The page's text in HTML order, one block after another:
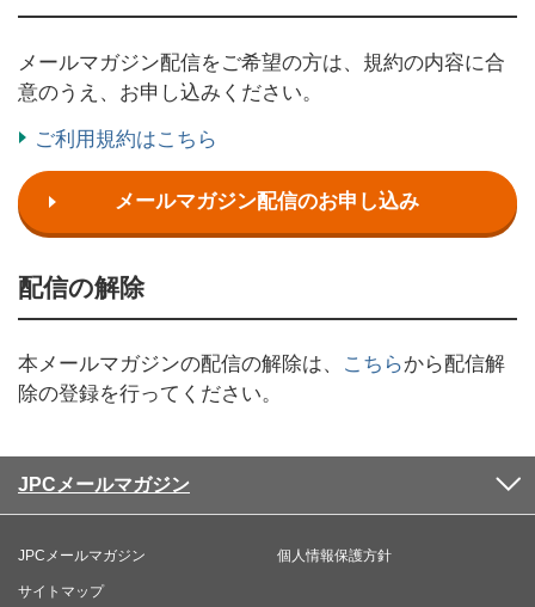
メールマガジン配信をご希望の方は、規約の内容に合
意のうえ、お申し込みください。
ご利用規約はこちら
メールマガジン配信のお申し込み
配信の解除
本メールマガジンの配信の解除は、 こちらから配信解
除の登録を行ってください。
JPCメールマガジン
JPCメールマガジン 個人情報保護方針
サイトマップ